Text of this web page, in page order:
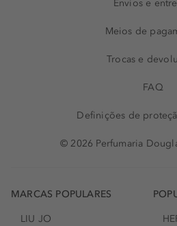
Envios e
Meios de
Trocas e
FAQ
Definições de
© 2026 Perfumaria
MARCAS POPULARES
LIU JO